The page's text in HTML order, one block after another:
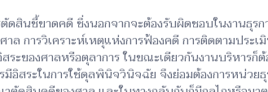
สินชี้ขาดคดี ซึ่งนอกจากจะต้องรับผิดชอบในงานธุร
การวิเคราะห์เหตุแห่งการฟ้องคดี การติดตามประ
ะของศาลหรือตุลาการ ในขณะเดียวกันงานบริหาร
อิสระในการใช้ดุลพินิจวินิจฉัย จึงย่อมต้องการหน่วย